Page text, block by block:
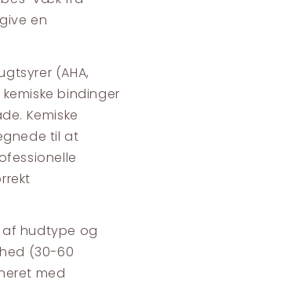
en
(AHA,
kemiske bindinger
Kemiske
til at
hudtype og
(30-60
med